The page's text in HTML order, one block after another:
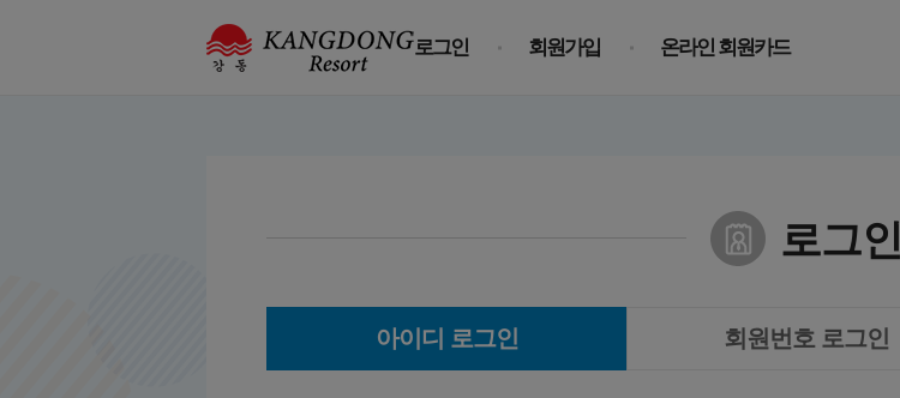
로그인 회원가입 온라인 회원카드
로그인
아이디 로그인 회원번호 로그인